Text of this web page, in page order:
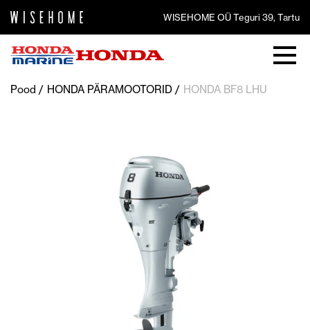
WISEHOME OÜ Teguri 39, Tartu
Pood HONDA PÄRAMOOTORID HONDA BF8 LHU